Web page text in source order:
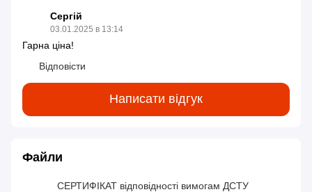
Сергій
03.01.2025 в 13:14
Гарна ціна!
Відповісти
Написати відгук
Файли
СЕРТИФІКАТ відповідності вимогам ДСТУ